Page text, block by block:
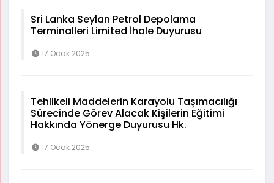
Sri Lanka Seylan Petrol Depolama
Terminalleri Limited İhale Duyurusu
17 Ocak 2025
Tehlikeli Maddelerin Karayolu Taşımacılığı
Sürecinde Görev Alacak Kişilerin Eğitimi
Hakkında Yönerge Duyurusu Hk.
17 Ocak 2025